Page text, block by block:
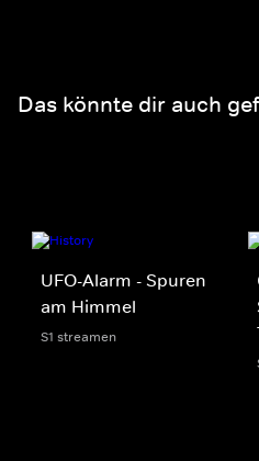
Das könnte dir auch
UFO-Alarm - Spuren
am Himmel
S1 streamen